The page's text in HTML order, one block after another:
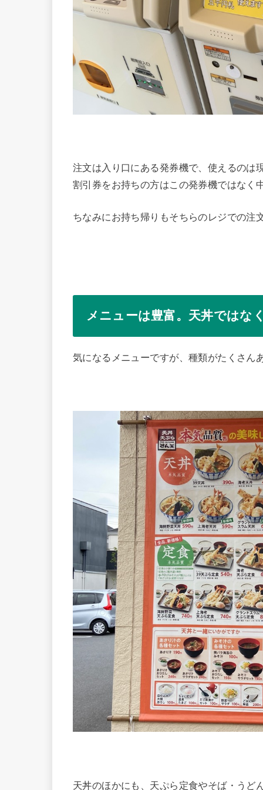
注文は入り口にある発券機で、使えるのは
割引券をお持ちの方はこの発券機ではなく
ちなみにお持ち帰りもそちらのレジでの注
メニューは豊富。天丼ではな
気になるメニューですが、種類がたくさん
天丼のほかにも、天ぷら定食やそば・うど